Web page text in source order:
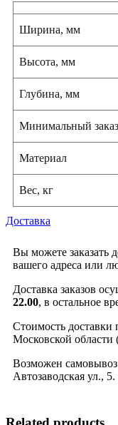
Ширина, мм
Высота, мм
Глубина, мм
Минимальный заказ
Материал
Вес, кг
Доставка
Вы можете заказать
вашего адреса или
Доставка заказов
22.00, в остальное
Стоимость
Московской
Возможен
Автозаводская ул., 5.